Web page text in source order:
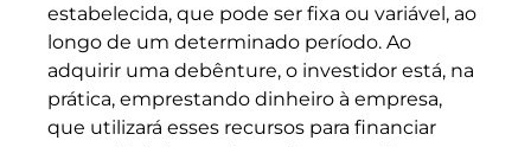
estabelecida, que pode ser fixa ou variável, ao
longo de um determinado período. Ao
adquirir uma debênture, o investidor está, na
prática, emprestando dinheiro à empresa,
que utilizará esses recursos para financiar